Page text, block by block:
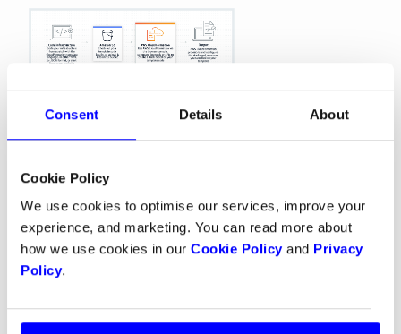
Consent Details About
Cookie Policy
We use cookies to optimise our services, improve your
experience, and marketing. You can read more about
how we use cookies in our Cookie Policy and Privacy
Policy.
Mikrotjenestearkitektur
Alle Dinteros-funksjoner er delt mellom tjenester i
den kjente mikrotjenestearkitekturen, der hver
tjeneste opprettholder en høy kohesjon og
Denne typen programvarearkitektur forbedrer vår